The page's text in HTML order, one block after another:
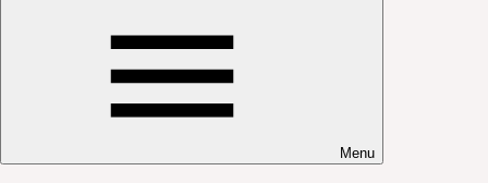
Menu